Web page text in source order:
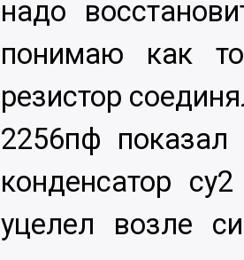
надо
понимаю как
резистор
2256пф показал
конденсатор
уцелел возле